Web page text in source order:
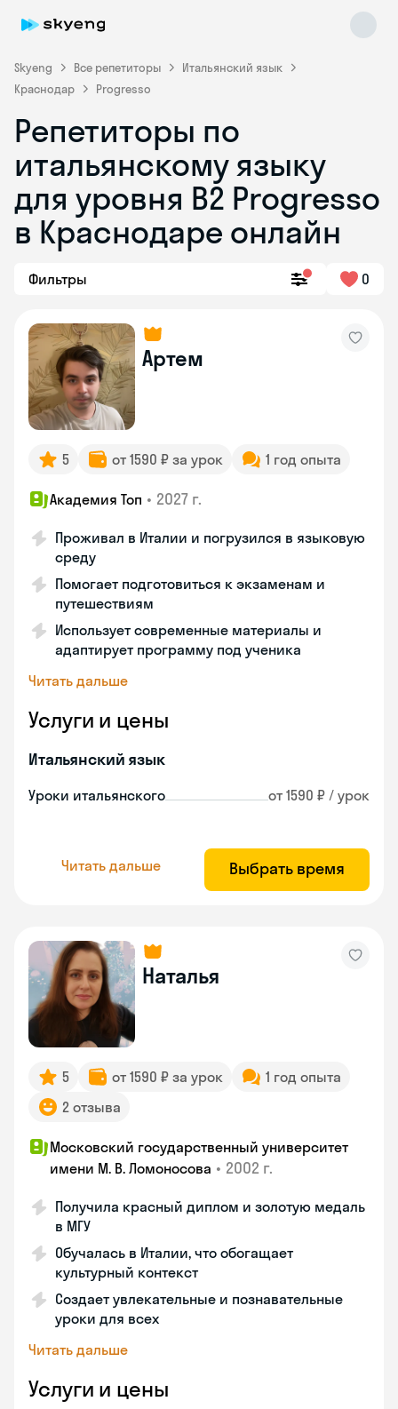
Skyeng Все репетиторы
Итальянский язык
Краснодар
Progresso
Репетиторы по
итальянскому языку
для уровня B2 Progresso
в Краснодаре онлайн
Фильтры 0
Артем
5 от 1590 ₽ за урок 1 год опыта
Академия Топ • 2027 г.
Проживал в Италии и погрузился в языковую
среду
Помогает подготовиться к экзаменам и
путешествиям
Использует современные материалы и
адаптирует программу под ученика
Читать дальше
Услуги и цены
Итальянский язык
Уроки итальянского от 1590 ₽ / урок
Читать дальше Выбрать время
Наталья
5 от 1590 ₽ за урок
1 год опыта
2 отзыва
Московский государственный университет
имени М. В. Ломоносова • 2002 г.
Получила красный диплом и золотую медаль
в МГУ
Обучалась в Италии, что обогащает
культурный контекст
Создает увлекательные и познавательные
уроки для всех
Читать дальше
Услуги и цены
Skyeng Chat
online